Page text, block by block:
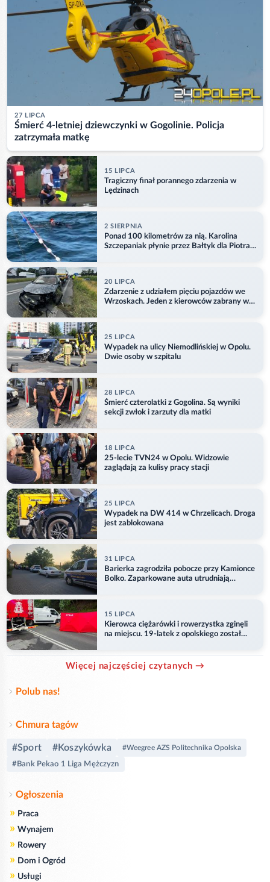
27 LIPCA
Śmierć 4-letniej dziewczynki w Gogolinie. Policja
zatrzymała matkę
15 LIPCA
Tragiczny finał porannego zdarzenia w
Lędzinach
2 SIERPNIA
Ponad 100 kilometrów za nią. Karolina
Szczepaniak płynie przez Bałtyk dla Piotra.
20 LIPCA
Zdarzenie z udziałem pięciu pojazdów we
Wrzoskach. Jeden z kierowców zabrany w
25 LIPCA
Wypadek na ulicy Niemodlińskiej w Opolu.
Dwie osoby w szpitalu
28 LIPCA
Śmierć czterolatki z Gogolina. Są wyniki
sekcji zwłok i zarzuty dla matki
18 LIPCA
25-lecie TVN24 w Opolu. Widzowie
zaglądają za kulisy pracy stacji
25 LIPCA
Wypadek na DW 414 w Chrzelicach. Droga
jest zablokowana
31 LIPCA
Barierka zagrodziła pobocze przy Kamionce
Bolko. Zaparkowane auta utrudniają
15 LIPCA
Kierowca ciężarówki i rowerzystka zginęli
na miejscu. 19-latek z opolskiego został
Więcej najczęściej czytanych →
Polub nas!
Chmura tagów
#Sport #Koszykówka #Weegree AZS Politechnika Opolska
#Bank Pekao 1 Liga Mężczyzn
Ogłoszenia
» Praca
» Wynajem
» Rowery
» Dom i Ogród
» Usługi